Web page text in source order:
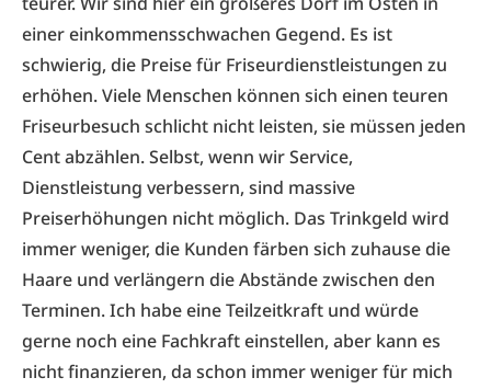
einer einkommensschwachen Gegend. Es ist
schwierig, die Preise für Friseurdienstleistungen zu
erhöhen. Viele Menschen können sich einen teuren
Friseurbesuch schlicht nicht leisten, sie müssen jeden
Cent abzählen. Selbst, wenn wir Service,
Dienstleistung verbessern, sind massive
Preiserhöhungen nicht möglich. Das Trinkgeld wird
immer weniger, die Kunden färben sich zuhause die
Haare und verlängern die Abstände zwischen den
Terminen. Ich habe eine Teilzeitkraft und würde
gerne noch eine Fachkraft einstellen, aber kann es
nicht finanzieren, da schon immer weniger für mich